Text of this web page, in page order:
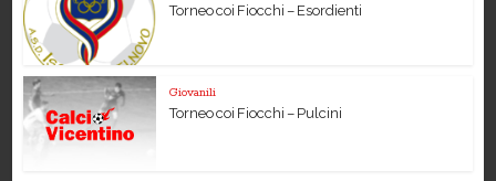
Torneo coi Fiocchi – Esordienti
Giovanili
Torneo coi Fiocchi – Pulcini